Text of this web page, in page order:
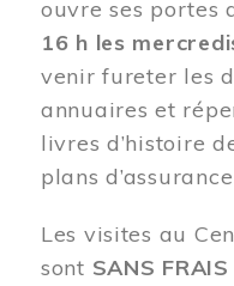
ouvre ses portes
16 h les
venir fureter les
annuaires et
livres d’histoire
plans
Les visites au
sont SANS FRAIS